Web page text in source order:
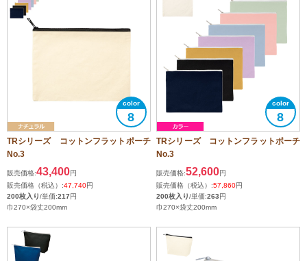
8
TRシリーズ コットンフラットポーチ
No.3
販売価格:43,400円
販売価格（税込）:47,740円
200枚入り/単価:217円
巾270×袋丈200mm
8
TRシリーズ コットンフラットポーチ
No.3
販売価格:52,600円
販売価格（税込）:57,860円
200枚入り/単価:263円
巾270×袋丈200mm